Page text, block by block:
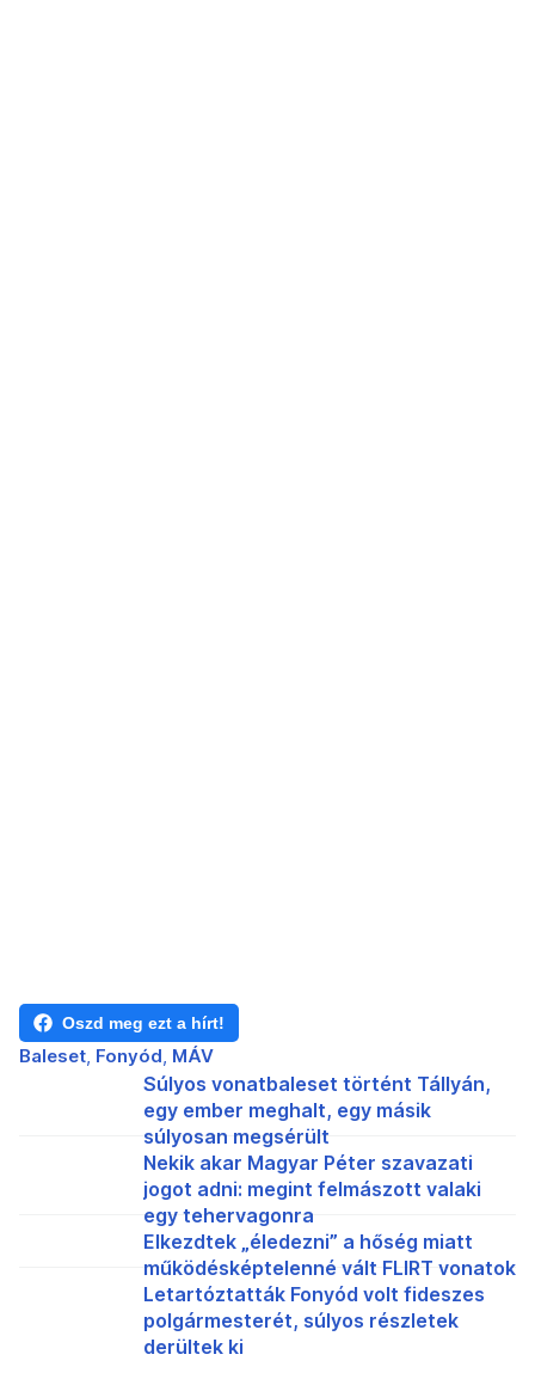
Oszd meg ezt a hírt!
Baleset Fonyód MÁV
Súlyos vonatbaleset történt Tállyán,
egy ember meghalt, egy másik
súlyosan megsérült
Nekik akar Magyar Péter szavazati
jogot adni: megint felmászott valaki
egy tehervagonra
Elkezdtek „éledezni” a hőség miatt
működésképtelenné vált FLIRT vonatok
Letartóztatták Fonyód volt fideszes
polgármesterét, súlyos részletek
derültek ki